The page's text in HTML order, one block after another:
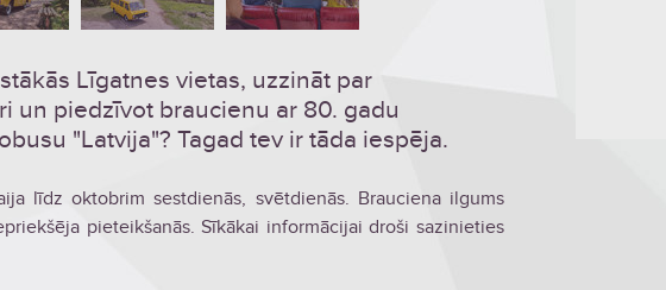
Līgatnes vietas, uzzināt par
un piedzīvot braucienu ar 80. gadu
"Latvija"? Tagad tev ir tāda iespēja.
līdz oktobrim sestdienās, svētdienās. Brauciena ilgums
pieteikšanās. Sīkākai informācijai droši sazinieties